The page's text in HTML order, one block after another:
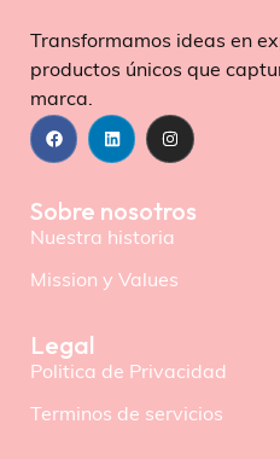
Transformamos ideas en
productos únicos que
marca.
Sobre nosotros
Nuestra historia
Mission y Values
Legal
Politica de Privacidad
Terminos de servicios